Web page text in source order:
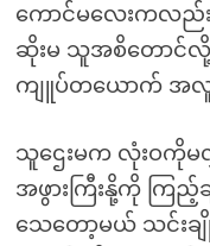
ကောင်မလေးကလည်း
ဆိုးမ သူအစိတောင်လို့
ကျူပ်တယောက် အလူ
သူဌေးမက လုံးဝကိုမ
အဖွားကြီးနို့ကို ကြ
သေတော့မယ် သင်းချို